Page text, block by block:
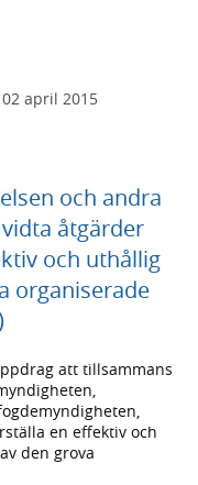
02 april 2015
och andra
åtgärder
och uthållig
organiserade
att tillsammans
en effektiv och
den grova